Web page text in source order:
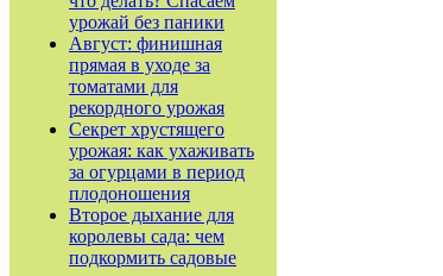
урожай без паники
Август: финишная
прямая в уходе за
томатами для
рекордного урожая
Секрет хрустящего
урожая: как ухаживать
за огурцами в период
плодоношения
Второе дыхание для
королевы сада: чем
подкормить садовые